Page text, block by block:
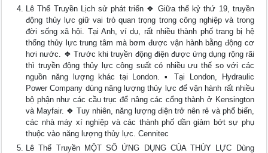
Lê Thể Truyền Lịch sử phát triển ❖ Giữa thế kỷ thứ 19, truyền
động thủy lực giữ vai trò quan trọng trong công nghiệp và trong
đời sống xã hội. Tại Anh, ví dụ, rất nhiều thành phố trang bị hệ
thống thủy lực trung tâm mà bơm được vận hành bằng động cơ
hơi nước. ❖ Trước khi truyền động điện được ứng dụng rộng rãi
thì truyền động thủy lực công suất có nhiều ưu thế so với các
nguồn năng lượng khác tại London. ▪ Tại London, Hydraulic
Power Company dùng năng lượng thủy lực để vận hành rất nhiều
bộ phận như các cầu trục để nâng các cổng thành ở Kensington
và Mayfair. ❖ Tuy nhiên, năng lượng điện trở nên rẻ và phổ biến,
các nhà máy xí nghiệp và các thành phố dần giảm bớt sự phụ
thuộc vào năng lượng thủy lực. Cennitec
Lê Thể Truyền MỘT SỐ ỨNG DỤNG CỦA THỦY LỰC Dùng